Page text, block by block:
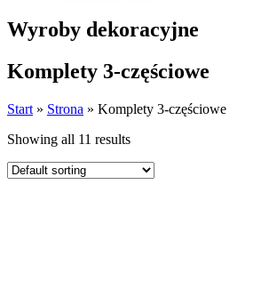
Wyroby dekoracyjne
Komplety 3-częściowe
Start » Strona » Komplety 3-częściowe
Showing all 11 results